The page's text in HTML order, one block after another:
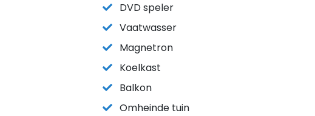
DVD speler
Vaatwasser
Magnetron
Koelkast
Balkon
Omheinde tuin